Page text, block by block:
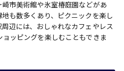
市美術館や氷室椿庭園などがあ
も数多くあり、ピクニックを楽し
辺には、おしゃれなカフェやレス
ッピングを楽しむこともできま